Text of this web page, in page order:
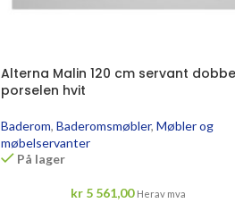
Alterna Malin 120 cm servant
porselen hvit
Baderom, Baderomsmøbler, Møbler og
møbelservanter
På lager
kr5 561,00 Herav mva